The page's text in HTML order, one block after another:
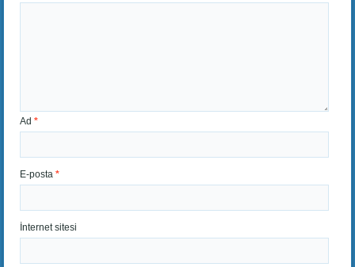
Ad*
E-posta*
İnternet sitesi